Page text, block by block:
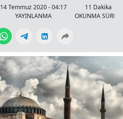
14 Temmuz 2020 - 04:17
YAYINLANMA
11 Dakika
OKUNMA SÜRESİ